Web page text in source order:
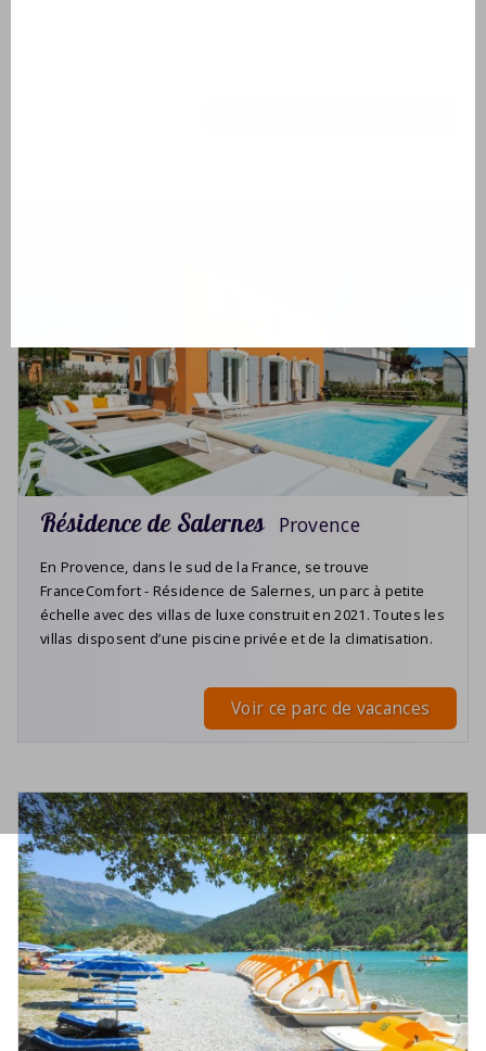
Résidence de Salernes Provence
En Provence, dans le sud de la France, se trouve
FranceComfort - Résidence de Salernes, un parc à petite
échelle avec des villas de luxe construit en 2021. Toutes les
villas disposent d’une piscine privée et de la climatisation.
Voir ce parc de vacances